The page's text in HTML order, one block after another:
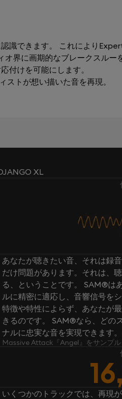
識できます。 これにより
界に画期的なブレークスル
付けを可能にします。
トが想い描いた音を再現。
XL
あなたが聴きたい音、それは録
だけ問題があります。それは、
る、ということです。 SAM®は
ルに精密に適応し、音響信号を
特徴や特性によらず、あなたが
きるのです。 SAM®なら、どの
ナルに忠実な音を実現できます
Massive Attack『Angel』をサンプル
いくつかのトラックでは、再現